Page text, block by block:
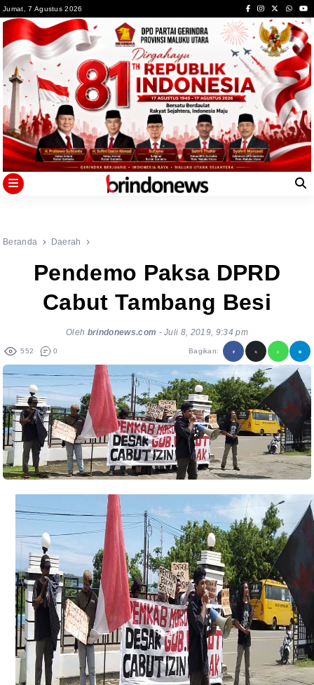
to
content
Jumat, 7 Agustus 2026
Beranda Daerah
Pendemo Paksa DPRD
Cabut Tambang Besi
Oleh brindonews.com -Juli 8, 2019, 9:34 pm
552 0 Bagikan: